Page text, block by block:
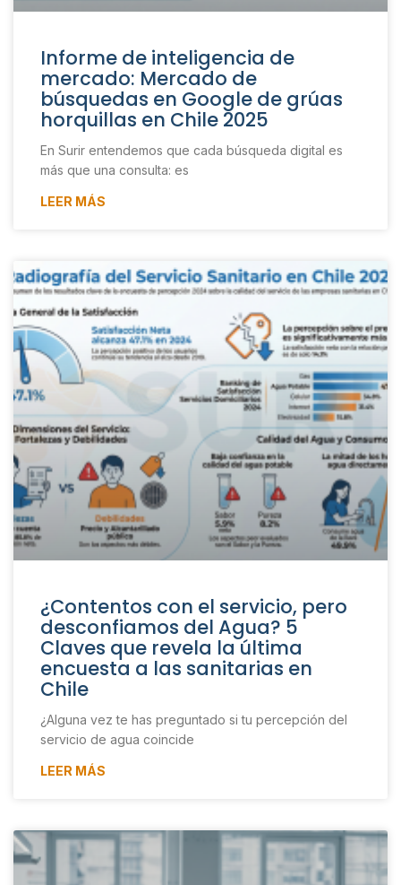
Informe de inteligencia de
mercado: Mercado de
búsquedas en Google de grúas
horquillas en Chile 2025
En Surir entendemos que cada búsqueda digital es
más que una consulta: es
LEER MÁS
¿Contentos con el servicio, pero
desconfiamos del Agua? 5
Claves que revela la última
encuesta a las sanitarias en
Chile
¿Alguna vez te has preguntado si tu percepción del
servicio de agua coincide
LEER MÁS